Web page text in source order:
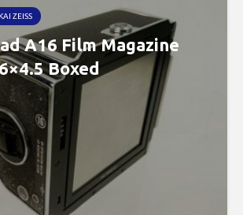
ZEISS
A16 Film Magazine
Boxed